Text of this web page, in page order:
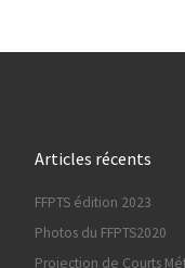
Articles récents
FFPTS édition 2023
Photos du FFPTS2020
Projection de Courts